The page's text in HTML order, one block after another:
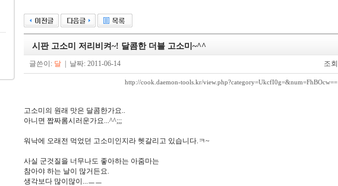
시판 고소미 저리비켜~! 달콤한 더블 고소미~^^
글쓴이: 달 | 날짜: 2011-06-14 조
http://cook.daemon-tools.kr/view.php?category=UkcfI0g=&num=FhBOcw==
고소미의 원래 맛은 달콤한가요..
아니면 짭짜롬시러운가요...^^;;;
워낙에 오래전 먹었던 고소미인지라 헷갈리고 있습니다.ㅋ~
사실 군것질을 너무나도 좋아하는 아줌마는
참아야 하는 날이 많거든요.
생각보다 많이많이...ㅡㅡ